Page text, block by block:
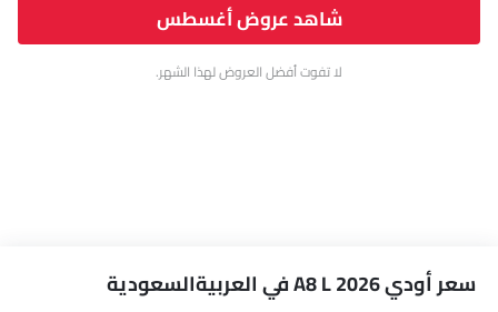
شاهد عروض أغسطس
لا تفوت أفضل العروض لهذا الشهر.
سعر أودي A8 L 2026 في العربيةالسعودية